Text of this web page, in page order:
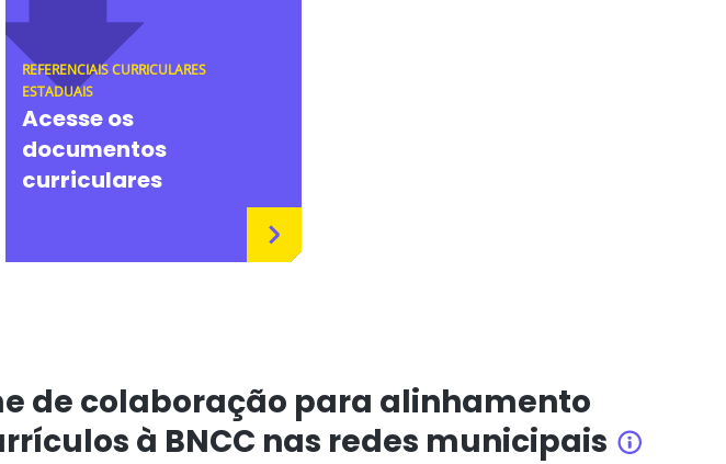
REFERENCIAIS CURRICULARES
ESTADUAIS
Acesse os
documentos
curriculares
de colaboração para alinhamento
à BNCC nas redes municipais